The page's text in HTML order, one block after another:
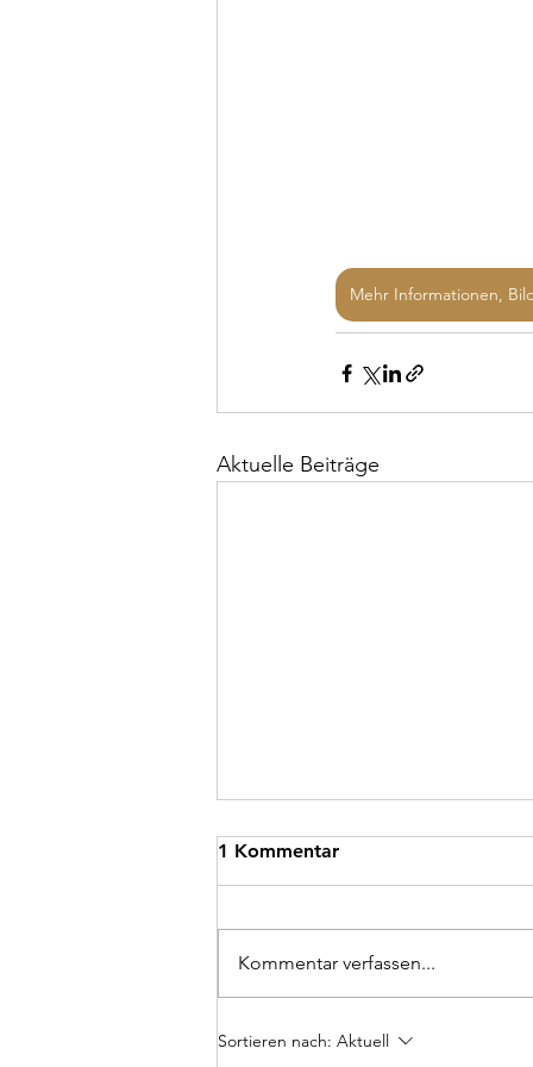
Mehr Informationen,
Aktuelle Beiträge
1 Kommentar
Kommentar verfassen...
Sortieren nach: Aktuell